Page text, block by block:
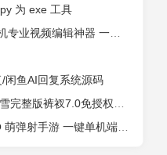
为 exe 工具
频编辑神器 一键式AI加持
闲鱼AI回复系统源码
+寒冬之城+万象古城+天威大陆+大唐盛世【站长亲测】
手工端 + GM 后台 + 安卓 iOS 双端带教程